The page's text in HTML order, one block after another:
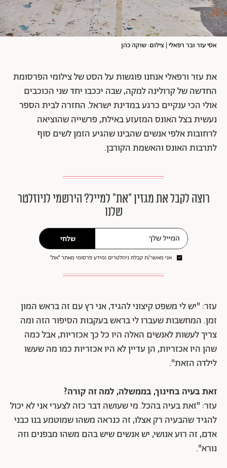
אסי עזר ובר רפאלי | צילום: שוקה כהן
את עזר ורפאלי אנחנו פוגשות על הסט של צילומי הפרסומת
החדשה של קרולינה למקה, שבה יככבו יחד שני הכוכבים
אולי הכי ענקיים כרגע במדינת ישראל. החזרה לבית הספר
נעשית בצל האונס המזעזע באילת, פרשייה שהוציאה
לרחובות אלפי אנשים שהבינו שהגיע הזמן לשים סוף
לתרבות האונס והאשמת הקורבן.
רוצה לקבל את מגזין ״את״ למייל? הירשמי לניוזלטר
שלנו
שלחי
אני מאשר/ת קבלת ניוזלטרים ומידע פרסומי מאתר ״את״
עזר: "יש לי משפט קיצוני להגיד, אני רץ עם זה בראש המון
זמן. המחשבות שעברו לי בראש בעקבות הסיפור הזה ומה
צריך לעשות לאנשים האלה היו כל כך אכזריות, אבל כמה
שהן היו אכזריות, הן עדיין לא היו אכזריות כמו מה שעשו
לילדה הזאת".
זאת בעיה בחינוך, בממשלה, למה זה קורה?
עזר: "זאת בעיה בהכל. מי שעושה דבר כזה לצערי אני לא יכול
להגיד שהבעיה רק אצלו, זה כנראה משהו שמוטמע בנו כבני
אדם, זה רוע אנושי, יש אנשים שיש בהם משהו מבפנים וזה
נורא".